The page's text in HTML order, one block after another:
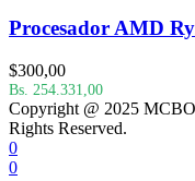
Procesador AMD
$300,00
Bs. 254.331,00
Copyright @ 2025
Rights Reserved.
0
0